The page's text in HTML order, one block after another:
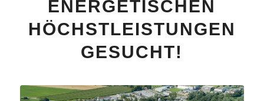
ENERGETISCHEN
HÖCHSTLEISTUNGEN
GESUCHT!